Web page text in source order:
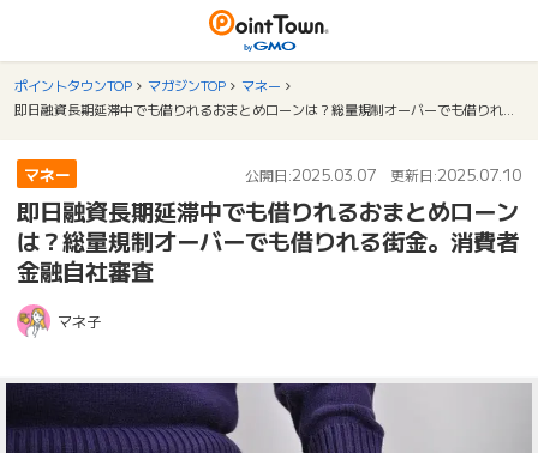
ポイントタウンTOP マガジンTOP
マネー
マネー 公開日:2025.03.07 更新日:2025.07.10
即日融資長期延滞中でも借りれるおまとめローン
は？総量規制オーバーでも借りれる街金。消費者
金融自社審査
マネ子